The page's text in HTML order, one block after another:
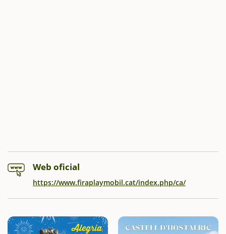
Web oficial
https://www.firaplaymobil.cat/index.php/ca/